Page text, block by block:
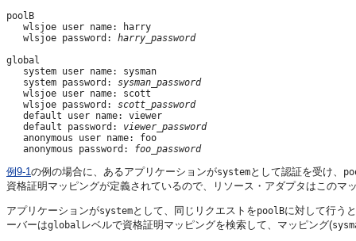
poolB
   wlsjoe user name: harry
   wlsjoe password:
harry_password
global
   system user name: sysman
   system password:
sysman_password
   wlsjoe user name: scott
   wlsjoe password:
scott_password
   default user name: viewer
   default password:
viewer_password
   anonymous user name: foo
   anonymous password:
foo_password
例9-1の例の場合に、あるアプリケーションがsystemとして認証を受け、
資格証明マッピングが定義されているので、リソース・アダプタはこのマ
アプリケーションがsystemとして、同じリクエストをpoolBに対して行う
ーバーはglobal レベルで資格証明マッピングを検索して、マッピング(